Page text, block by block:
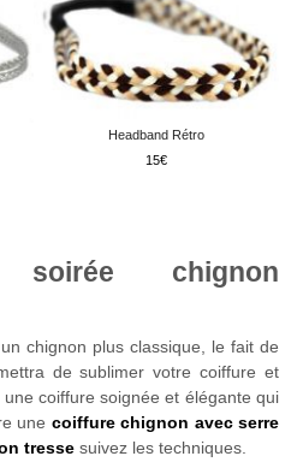
Headband Rétro
15
soirée chignon
chignon plus classique, le fait de
de sublimer votre coiffure et
coiffure soignée et élégante qui
une coiffure chignon avec serre
tresse suivez les techniques.